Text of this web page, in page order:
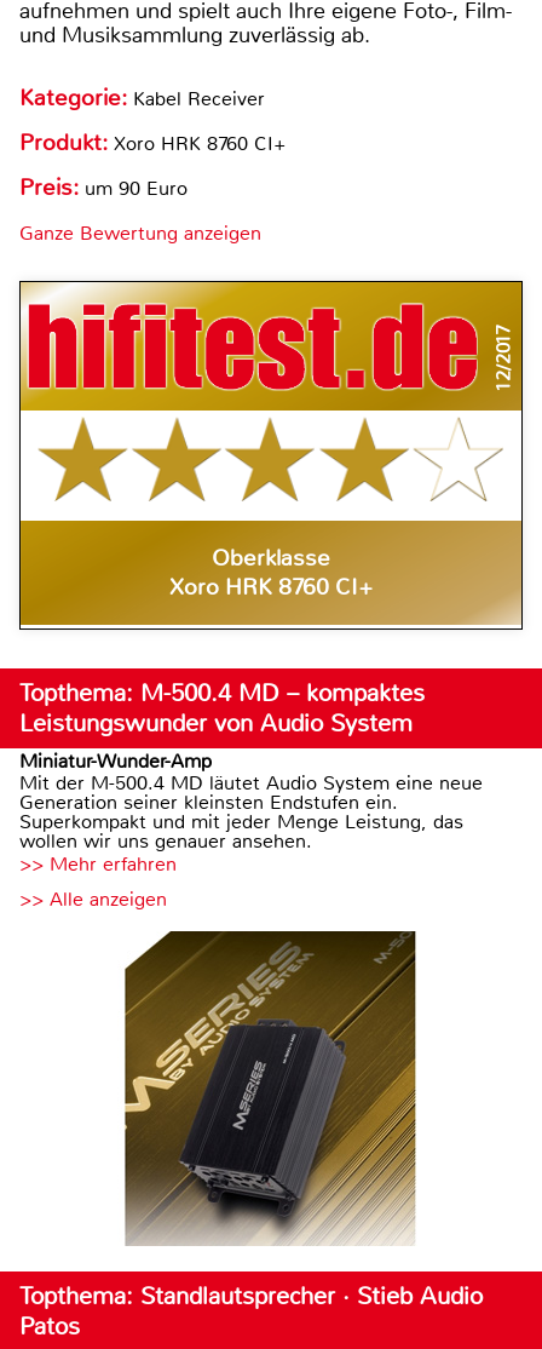
aufnehmen und spielt auch Ihre eigene Foto-, Film-
und Musiksammlung zuverlässig ab.
Kategorie: Kabel Receiver
Produkt: Xoro HRK 8760 CI+
Preis: um 90 Euro
Ganze Bewertung anzeigen
12/2017
Oberklasse
Xoro HRK 8760 CI+
Topthema: M-500.4 MD – kompaktes
Leistungswunder von Audio System
Miniatur-Wunder-Amp
Mit der M-500.4 MD läutet Audio System eine neue
Generation seiner kleinsten Endstufen ein.
Superkompakt und mit jeder Menge Leistung, das
wollen wir uns genauer ansehen.
>> Mehr erfahren
>> Alle anzeigen
Topthema: Standlautsprecher · Stieb Audio
Patos